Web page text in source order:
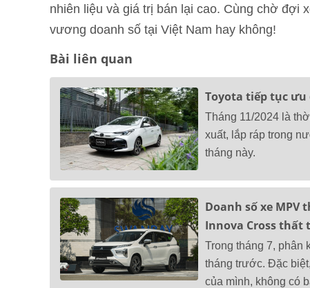
nhiên liệu và giá trị bán lại cao. Cùng chờ đợi
vương doanh số tại Việt Nam hay không!
Bài liên quan
Toyota tiếp tục ưu
Tháng 11/2024 là
xuất, lắp ráp trong
tháng này.
Doanh số xe MPV
Innova Cross thất
Trong tháng 7, phân
tháng trước. Đặc
của mình, không có